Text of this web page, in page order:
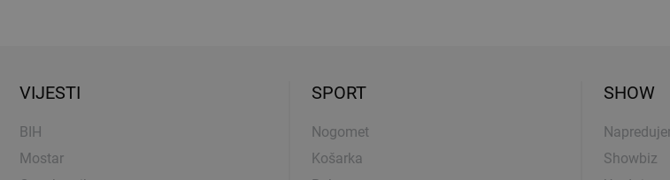
VIJESTI
BIH
Mostar
SPORT
Nogomet
Košarka
SHOW
Showbiz